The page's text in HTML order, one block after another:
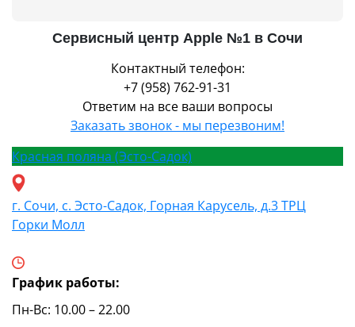
Сервисный центр Apple №1 в Сочи
Контактный телефон:
+7 (958) 762-91-31
Ответим на все ваши вопросы
Заказать звонок - мы перезвоним!
Красная поляна (Эсто-Садок)
г. Сочи, с. Эсто-Садок, Горная Карусель, д.3 ТРЦ
Горки Молл
График работы:
Пн-Вс: 10.00 – 22.00